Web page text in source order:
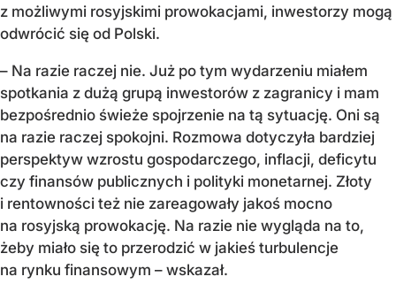
z możliwymi rosyjskimi prowokacjami, inwestorzy mogą
odwrócić się od Polski.
– Na razie raczej nie. Już po tym wydarzeniu miałem
spotkania z dużą grupą inwestorów z zagranicy i mam
bezpośrednio świeże spojrzenie na tą sytuację. Oni są
na razie raczej spokojni. Rozmowa dotyczyła bardziej
perspektyw wzrostu gospodarczego, inflacji, deficytu
czy finansów publicznych i polityki monetarnej. Złoty
i rentowności też nie zareagowały jakoś mocno
na rosyjską prowokację. Na razie nie wygląda na to,
żeby miało się to przerodzić w jakieś turbulencje
na rynku finansowym – wskazał.